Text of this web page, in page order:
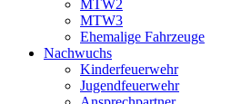
MTW2
MTW3
Ehemalige Fahrzeuge
Nachwuchs
Kinderfeuerwehr
Jugendfeuerwehr